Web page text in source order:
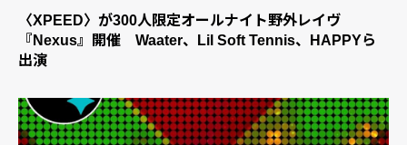
〈XPEED〉が300人限定オールナイト野外レイヴ
『Nexus』開催 Waater、Lil Soft Tennis、HAPPYら
出演